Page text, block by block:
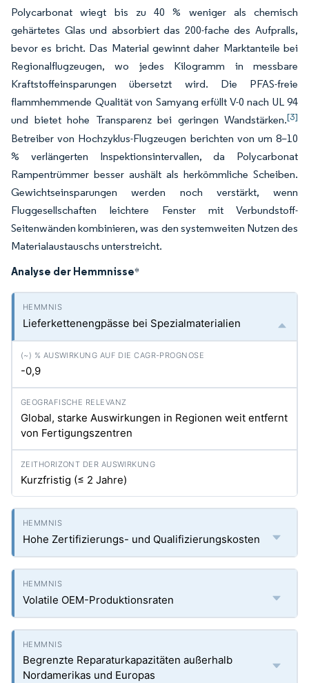
Polycarbonat wiegt bis zu 40 % weniger als chemisch
gehärtetes Glas und absorbiert das 200-fache des Aufpralls,
bevor es bricht. Das Material gewinnt daher Marktanteile bei
Regionalflugzeugen, wo jedes Kilogramm in messbare
Kraftstoffeinsparungen übersetzt wird. Die PFAS-freie
flammhemmende Qualität von Samyang erfüllt V-0 nach UL 94
und bietet hohe Transparenz bei geringen Wandstärken.[3]
Betreiber von Hochzyklus-Flugzeugen berichten von um 8–10
% verlängerten Inspektionsintervallen, da Polycarbonat
Rampentrümmer besser aushält als herkömmliche Scheiben.
Gewichtseinsparungen werden noch verstärkt, wenn
Fluggesellschaften leichtere Fenster mit Verbundstoff-
Seitenwänden kombinieren, was den systemweiten Nutzen des
Materialaustauschs unterstreicht.
Analyse der Hemmnisse*
Lieferkettenengpässe bei Spezialmaterialien
-0,9
Global, starke Auswirkungen in Regionen weit entfernt
von Fertigungszentren
Kurzfristig (≤ 2 Jahre)
Hohe Zertifizierungs- und Qualifizierungskosten
Volatile OEM-Produktionsraten
Begrenzte Reparaturkapazitäten außerhalb
Nordamerikas und Europas